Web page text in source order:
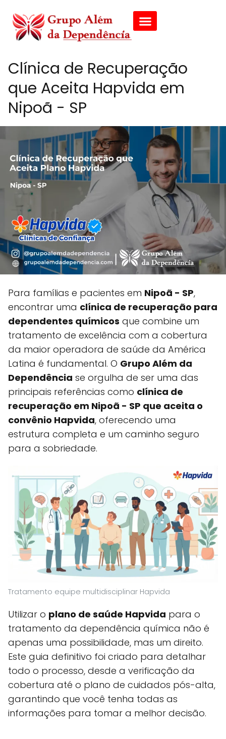
Clínica de Recuperação
que Aceita Hapvida em
Nipoã - SP
Para famílias e pacientes em Nipoã - SP,
encontrar uma clínica de recuperação para
dependentes químicos que combine um
tratamento de excelência com a cobertura
da maior operadora de saúde da América
Latina é fundamental. O Grupo Além da
Dependência se orgulha de ser uma das
principais referências como clínica de
recuperação em Nipoã - SP que aceita o
convênio Hapvida, oferecendo uma
estrutura completa e um caminho seguro
para a sobriedade.
Tratamento equipe multidisciplinar Hapvida
Utilizar o plano de saúde Hapvida para o
tratamento da dependência química não é
apenas uma possibilidade, mas um direito.
Este guia definitivo foi criado para detalhar
todo o processo, desde a verificação da
cobertura até o plano de cuidados pós-alta,
garantindo que você tenha todas as
informações para tomar a melhor decisão.